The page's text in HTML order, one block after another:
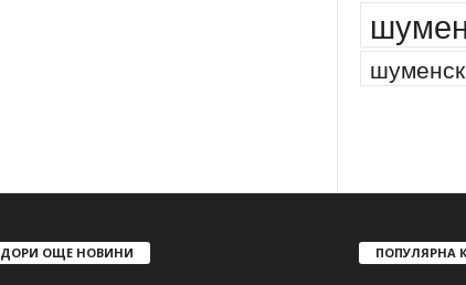
шумен
ДОРИ ОЩЕ НОВИНИ ПОПУЛЯРНА